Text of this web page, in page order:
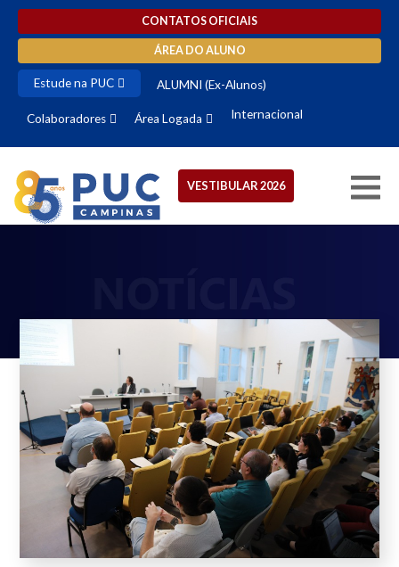
CONTATOS OFICIAIS
ÁREA DO ALUNO
Estude na PUC ALUMNI (Ex-Alunos)
Colaboradores Área Logada Internacional
VESTIBULAR 2026